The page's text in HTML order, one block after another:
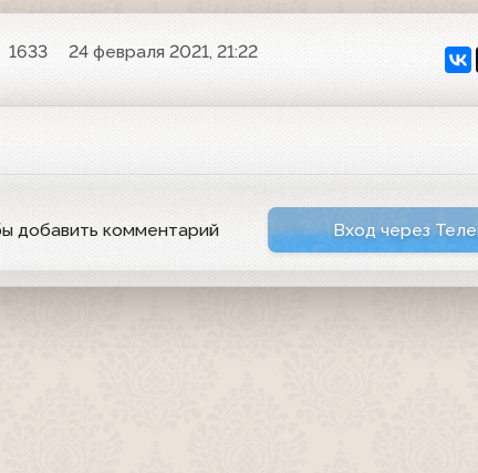
1633
24 февраля 2021, 21:22
добавить комментарий Вход через